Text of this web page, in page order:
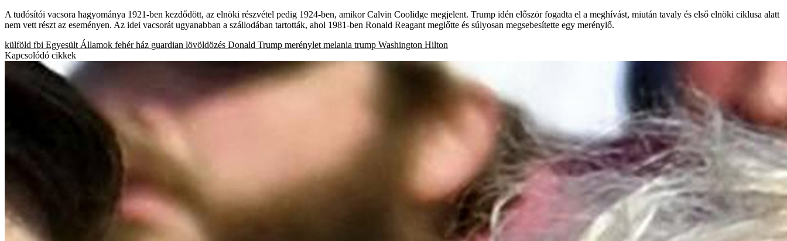
A tudósítói vacsora hagyománya 1921-ben kezdődött, az elnöki részvétel pedig 1924-ben, amikor Calvin Coolidge megjelent. Trump idén először fogadta el a meghívást, miután tavaly és első elnöki ciklusa alatt
nem vett részt az eseményen. Az idei vacsorát ugyanabban a szállodában tartották, ahol 1981-ben Ronald Reagant meglőtte és súlyosan megsebesítette egy merénylő.
külföld fbi Egyesült Államok fehér ház guardian lövöldözés Donald Trump merénylet melania trump Washington Hilton
Kapcsolódó cikkek